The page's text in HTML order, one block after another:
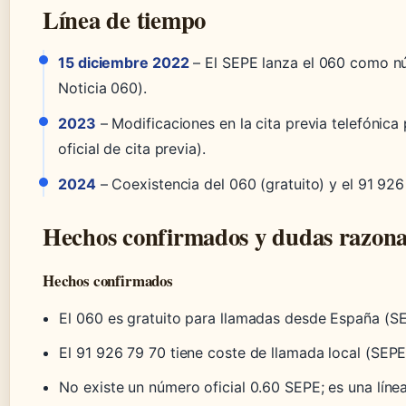
Línea de tiempo
15 diciembre 2022– El SEPE lanza el 060 como
Noticia 060).
2023 – Modificaciones en la cita previa telefónica
oficial de cita previa).
2024– Coexistencia del 060 (gratuito) y el 91
Hechos confirmados y dudas
Hechos confirmados
El 060 es gratuito para llamadas desde España
El 91 926 79 70 tiene coste de llamada local
No existe un número oficial 0.60 SEPE; es una